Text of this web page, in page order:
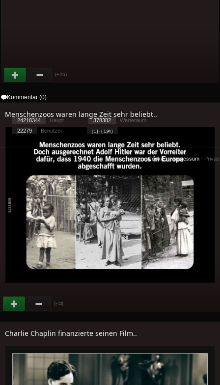
(+26)
Kommentar (0)
Menschenzoos waren lange Zeit sehr beliebt..
(+13)
Charlie Chaplin finanzierte seinen Film..
24218344 Haupt 378382
Warteraum
22279
Benutzer [ 1 ] - ( 1.94 )
Cookies-Impressum -